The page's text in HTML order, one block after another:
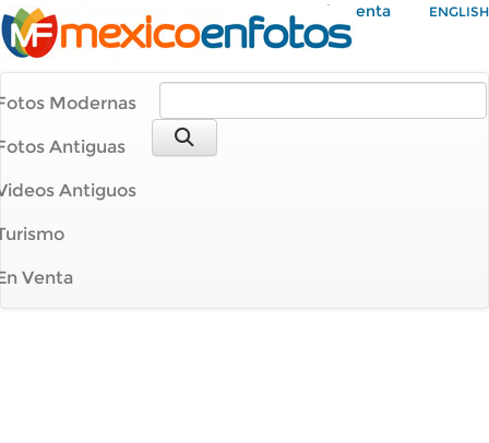
Mi Cuenta ENGLISH
Modernas
Antiguas
Antiguos
Venta